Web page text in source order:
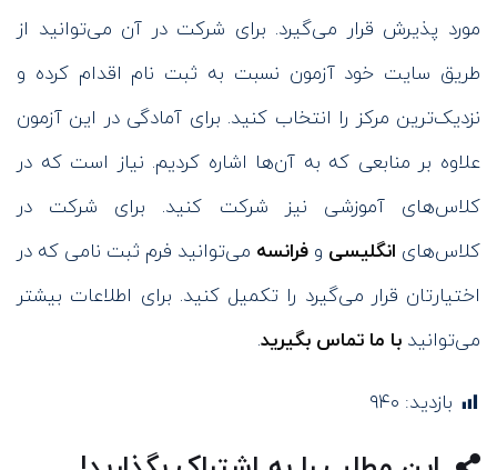
مورد پذیرش قرار می‌گیرد. برای شرکت در آن می‌توانید از
طریق سایت خود آزمون نسبت به ثبت نام اقدام کرده و
نزدیک‌ترین مرکز را انتخاب کنید. برای آمادگی در این آزمون
علاوه بر منابعی که به آن‌ها اشاره کردیم. نیاز است که در
کلاس‌های آموزشی نیز شرکت کنید. برای شرکت در
کلاس‌های انگلیسی و فرانسه می‌توانید فرم ثبت نامی که در
اختیارتان قرار می‌گیرد را تکمیل کنید. برای اطلاعات بیشتر
می‌توانید با ما تماس بگیرید.
بازدید: ۹۴۰